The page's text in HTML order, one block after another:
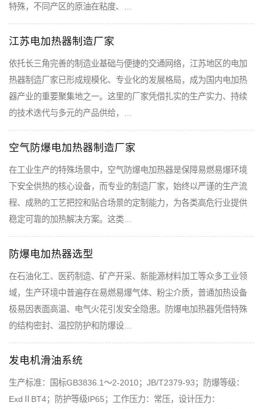
特殊，不同产区的原油在粘度、…
江苏电加热器制造厂家
依托长三角完善的制造业基础与便捷的交通网络，江苏地区的电加
热器制造厂家已形成规模化、专业化的发展格局，成为国内电加热
器产业的重要聚集地之一。这里的厂家凭借扎实的生产实力、持续
的技术迭代与多元的产品供给，…
空气防爆电加热器制造厂家
在工业生产的特殊场景中，空气防爆电加热器是保障易燃易爆环境
下安全供热的核心设备，而专业的制造厂家，始终以严谨的生产流
程、成熟的工艺把控和贴合场景的定制能力，为各类高危行业提供
稳定可靠的加热解决方案。这类…
防爆电加热器选型
在石油化工、医药制造、矿产开采、新能源材料加工等众多工业领
域，生产环境中普遍存在易燃易爆气体、粉尘介质，普通加热设备
极易因表面高温、电气火花引发安全隐患。防爆电加热器凭借特殊
的结构密封、温控防护和防爆设…
发电机滑油系统
生产标准：国标GB3836.1～2-2010；JB/T2379-93；防爆等级：
ExdⅡBT4；防护等级IP65；工作压力：常压，设计压力：